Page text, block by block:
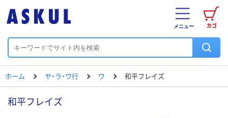
カゴ
メニュー
ホーム ヤ・ラ・ワ行 ワ 和平フレイズ
和平フレイズ